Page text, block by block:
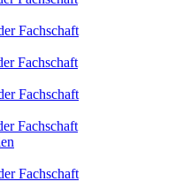
Fachschaft
Fachschaft
Fachschaft
Fachschaft
Fachschaft